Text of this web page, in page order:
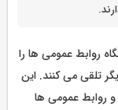
روابط عمومی ها را
تلقی می کنند. این
و روابط عمومی ها